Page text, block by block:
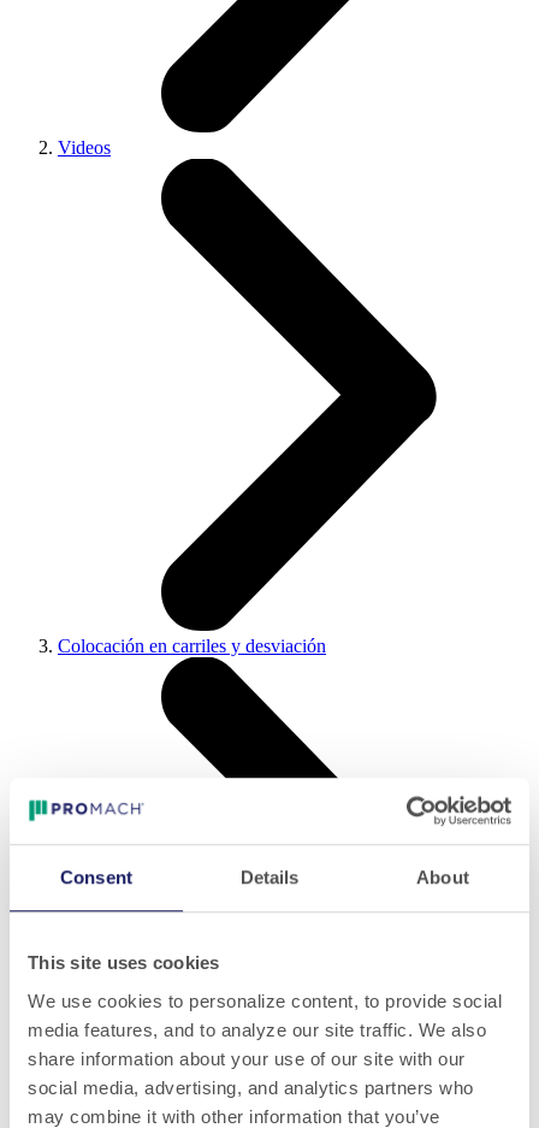
Consent Details About
This site uses cookies
We use cookies to personalize content, to provide social
media features, and to analyze our site traffic. We also
share information about your use of our site with our
social media, advertising, and analytics partners who
may combine it with other information that you’ve
Videos
Colocación en carriles y desviación